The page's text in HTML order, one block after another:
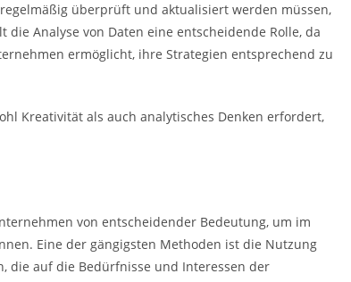
überprüft und aktualisiert werden müssen,
Analyse von Daten eine entscheidende Rolle, da
ermöglicht, ihre Strategien entsprechend zu
Kreativität als auch analytisches Denken erfordert,
von entscheidender Bedeutung, um im
Eine der gängigsten Methoden ist die Nutzung
die auf die Bedürfnisse und Interessen der